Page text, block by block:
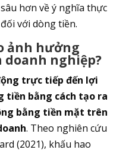
hơn về ý nghĩa thực
với dòng tiền.
ảnh hưởng
doanh nghiệp?
trực tiếp đến lợi
tiền bằng cách tạo ra
bằng tiền mặt trên
. Theo nghiên cứu
(2021), khấu hao